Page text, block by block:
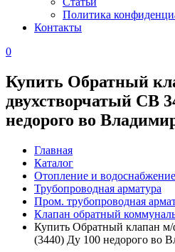
Политика
Контакты
0
Купить Обратный
двухстворчатый CB
недорого во
Главная
Каталог
Отопление и водоснабжение
Трубопроводная арматура
Пром. трубопроводная
Клапан обратный
Купить Обратный клапан
(3440) Ду 100 недорого во